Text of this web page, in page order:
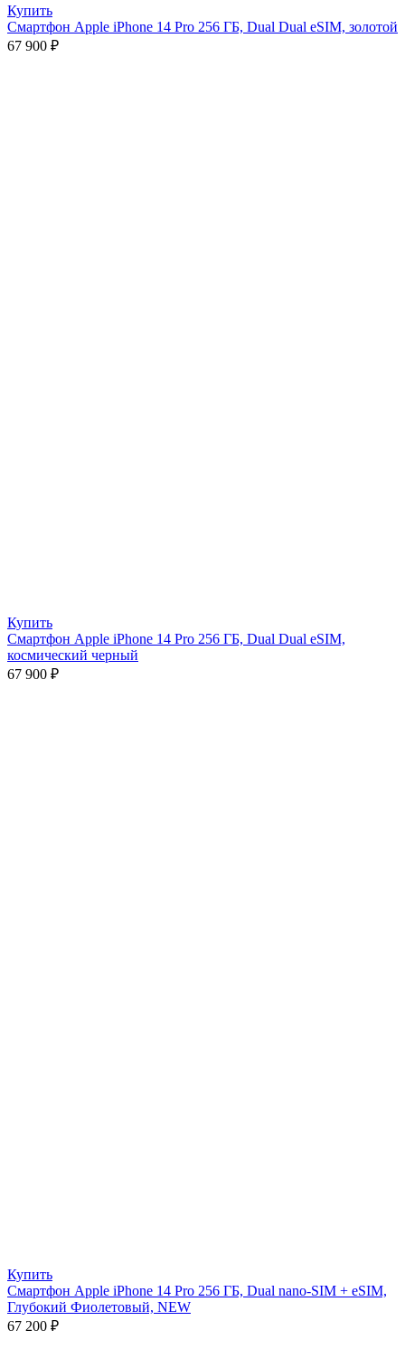
Купить
Смартфон Apple iPhone 14 Pro 256 ГБ, Dual Dual eSIM, золотой
67 900 ₽
Купить
Смартфон Apple iPhone 14 Pro 256 ГБ, Dual Dual eSIM,
космический черный
67 900 ₽
Купить
Смартфон Apple iPhone 14 Pro 256 ГБ, Dual nano-SIM + eSIM,
Глубокий Фиолетовый, NEW
67 200 ₽